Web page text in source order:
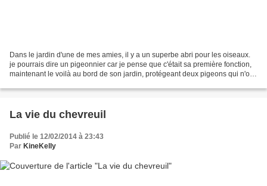
Dans le jardin d'une de mes amies, il y a un superbe abri pour les oiseaux.
je pourrais dire un pigeonnier car je pense que c'était sa première fonction,
maintenant le voilà au bord de son jardin, protégeant deux pigeons qui n'ont
La vie du chevreuil
Publié le 12/02/2014 à 23:43
Par KineKelly